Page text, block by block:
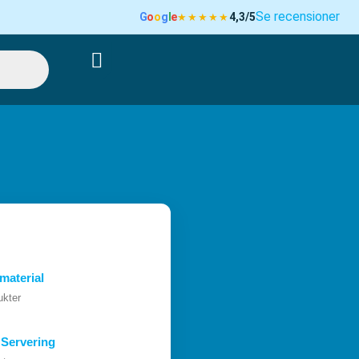
Goog e★★★★★4,3/5Se recensioner
VARUKORG